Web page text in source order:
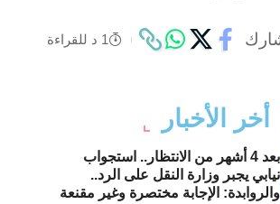
1 د للقراءة
أخر الأخبار
بعد 4 أشهر من الانتظار.. استجواب
نيابي يجبر وزارة النقل على الرد..
والروابدة: الإجابة مختصرة وغير مقنعة